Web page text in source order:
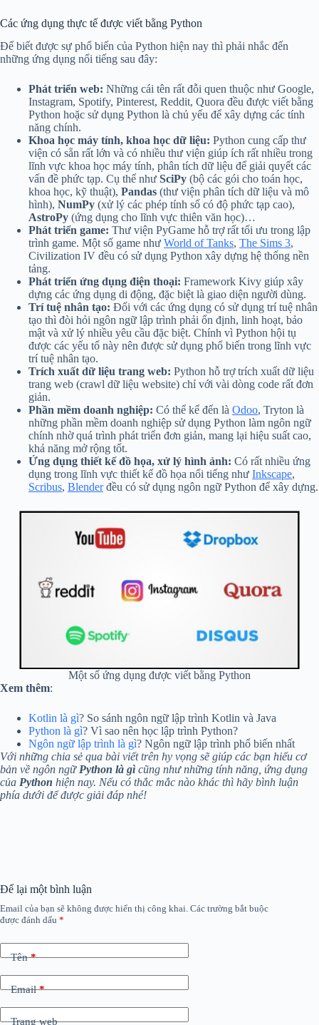
Các ứng dụng thực tế được viết bằng Python
Để biết được sự phổ biến của Python hiện nay thì phải nhắc đến
những ứng dụng nổi tiếng sau đây:
Phát triển web: Những cái tên rất đỗi quen thuộc như Google,
Instagram, Spotify, Pinterest, Reddit, Quora đều được viết bằng
Python hoặc sử dụng Python là chủ yếu để xây dựng các tính
năng chính.
Khoa học máy tính, khoa học dữ liệu: Python cung cấp thư
viện có sẵn rất lớn và có nhiều thư viện giúp ích rất nhiều trong
lĩnh vực khoa học máy tính, phân tích dữ liệu để giải quyết các
vấn đề phức tạp. Cụ thể như SciPy (bộ các gói cho toán học,
khoa học, kỹ thuật), Pandas (thư viện phân tích dữ liệu và mô
hình), NumPy (xử lý các phép tính số có độ phức tạp cao),
AstroPy (ứng dụng cho lĩnh vực thiên văn học)…
Phát triển game: Thư viện PyGame hỗ trợ rất tối ưu trong lập
trình game. Một số game như World of Tanks, The Sims 3,
Civilization IV đều có sử dụng Python xây dựng hệ thống nền
tảng.
Phát triển ứng dụng điện thoại: Framework Kivy giúp xây
dựng các ứng dụng di động, đặc biệt là giao diện người dùng.
Trí tuệ nhân tạo: Đối với các ứng dụng có sử dụng trí tuệ nhân
tạo thì đòi hỏi ngôn ngữ lập trình phải ổn định, linh hoạt, bảo
mật và xử lý nhiều yêu cầu đặc biệt. Chính vì Python hội tụ
được các yếu tố này nên được sử dụng phổ biến trong lĩnh vực
trí tuệ nhân tạo.
Trích xuất dữ liệu trang web: Python hỗ trợ trích xuất dữ liệu
trang web (crawl dữ liệu website) chỉ với vài dòng code rất đơn
giản.
Phần mềm doanh nghiệp: Có thể kể đến là Odoo, Tryton là
những phần mềm doanh nghiệp sử dụng Python làm ngôn ngữ
chính nhờ quá trình phát triển đơn giản, mang lại hiệu suất cao,
khả năng mở rộng tốt.
Ứng dụng thiết kế đồ họa, xử lý hình ảnh: Có rất nhiều ứng
dụng trong lĩnh vực thiết kế đồ họa nổi tiếng như Inkscape,
Scribus, Blenderđều có sử dụng ngôn ngữ Python để xây dựng.
Một số ứng dụng được viết bằng Python
Xem thêm:
Kotlin là gì? So sánh ngôn ngữ lập trình Kotlin và Java
Python là gì? Vì sao nên học lập trình Python?
Ngôn ngữ lập trình là gì? Ngôn ngữ lập trình phổ biến nhất
Với những chia sẻ qua bài viết trên hy vọng sẽ giúp các bạn hiểu cơ
bản về ngôn ngữ Python là gì cũng như những tính năng, ứng dụng
của Python hiện nay. Nếu có thắc mắc nào khác thì hãy bình luận
phía dưới để được giải đáp nhé!
Để lại một bình luận
Email của bạn sẽ không được hiển thị công khai. Các trường bắt buộc
được đánh dấu *
Tên*
Email*
Trang web